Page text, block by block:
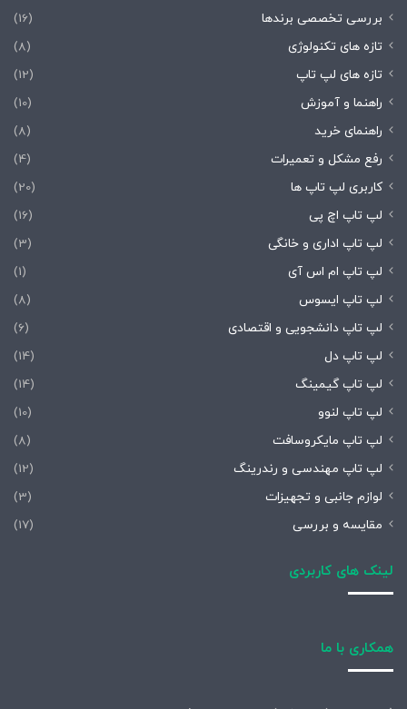
بررسی تخصصی برندها
(16)
تازه های تکنولوژی
(8)
تازه های لپ تاپ
(12)
راهنما و آموزش
(10)
راهنمای خرید
(8)
رفع مشکل و تعمیرات
(4)
کاربری لپ تاپ ها
(20)
لپ تاپ اچ پی
(16)
لپ تاپ اداری و خانگی
(3)
لپ تاپ ام اس آی
(1)
لپ تاپ ایسوس
(8)
لپ تاپ دانشجویی و اقتصادی
(6)
لپ تاپ دل
(14)
لپ تاپ گیمینگ
(14)
لپ تاپ لنوو
(10)
لپ تاپ مایکروسافت
(8)
لپ تاپ مهندسی و رندرینگ
(12)
لوازم جانبی و تجهیزات
(3)
مقایسه و بررسی
(17)
لینک های کاربردی
همکاری با ما